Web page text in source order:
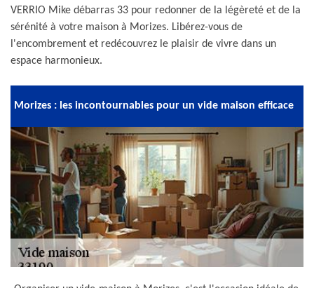
VERRIO Mike débarras 33 pour redonner de la légèreté et de la
sérénité à votre maison à Morizes. Libérez-vous de
l'encombrement et redécouvrez le plaisir de vivre dans un
espace harmonieux.
Morizes : les incontournables pour un vide maison efficace